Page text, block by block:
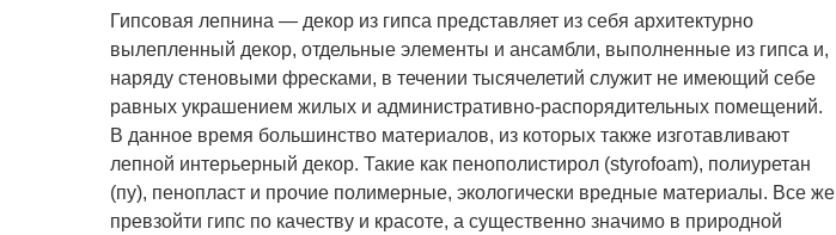
Гипсовая лепнина — декор из гипса представляет из себя архитектурно
вылепленный декор, отдельные элементы и ансамбли, выполненные из гипса и,
наряду стеновыми фресками, в течении тысячелетий служит не имеющий себе
равных украшением жилых и административно-распорядительных помещений.
В данное время большинство материалов, из которых также изготавливают
лепной интерьерный декор. Такие как пенополистирол (styrofoam), полиуретан
(пу), пенопласт и прочие полимерные, экологически вредные материалы. Все же
превзойти гипс по качеству и красоте, а существенно значимо в природной